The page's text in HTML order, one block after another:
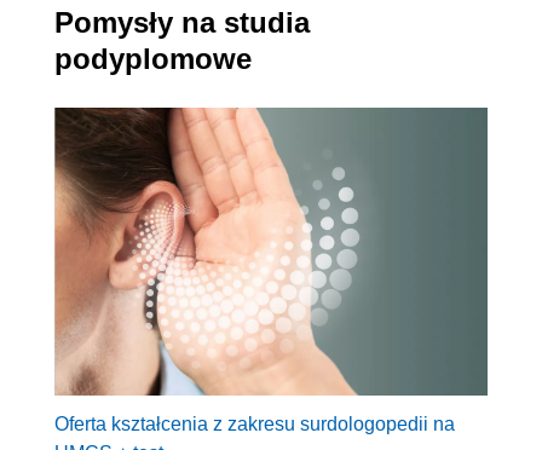
Pomysły na studia
podyplomowe
Oferta kształcenia z zakresu surdologopedii na